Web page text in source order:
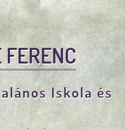
Iskola és